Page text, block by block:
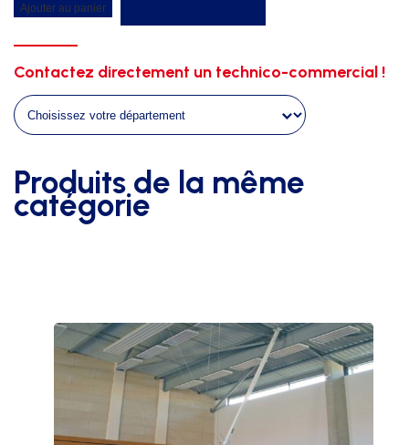
Poulie
Ajouter au panier
Contactez directement un technico-commercial !
Produits de la même
catégorie